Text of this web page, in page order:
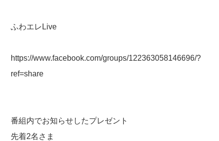
ふわエレLive
https://www.facebook.com/groups/122363058146696/?
ref=share
番組内でお知らせしたプレゼント
先着2名さま